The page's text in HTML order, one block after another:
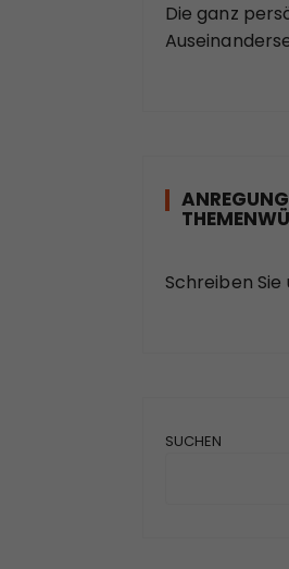
Die ganz
Schreiben Sie
SUCHEN